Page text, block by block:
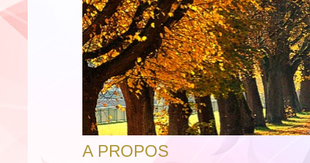
A PROPOS